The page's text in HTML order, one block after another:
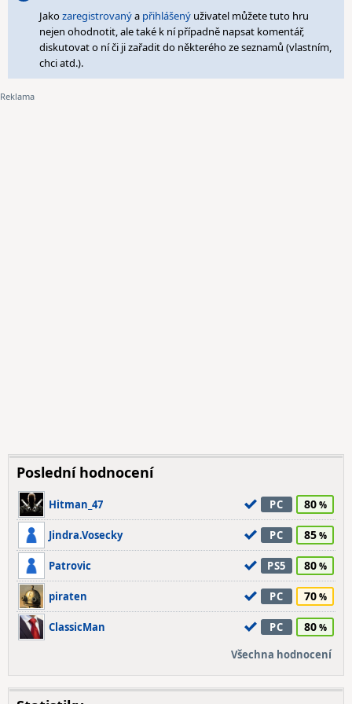
Jakozaregistrovanýa přihlášený uživatel můžete tuto hru
nejen ohodnotit, ale také k ní případně napsat komentář,
diskutovat o ní či ji zařadit do některého ze seznamů (vlastním,
chci atd.).
Poslední hodnocení
Hitman_47 PC 80
Jindra.Vosecky PC 85
Patrovic PS5 80
piraten PC 70
ClassicMan PC 80
Všechna hodnocení